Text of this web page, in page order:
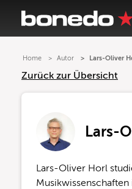
Home Autor Lars-Oliver
Zurück zur Übersicht
Lars-
Lars-Oliver Horl